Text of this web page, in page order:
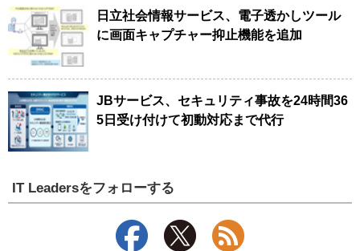
日立社会情報サービス、電子透かしツール
に画面キャプチャー抑止機能を追加
JBサービス、セキュリティ事故を24時間36
5日受け付けて初動対応まで代行
IT Leadersをフォローする